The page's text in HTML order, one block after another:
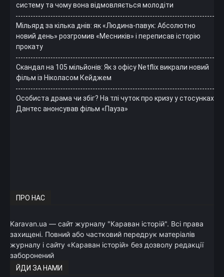
систему та чому вона відмовляється молодіти
Мільярд за кілька днів: як «Людина-павук: Абсолютно
новий день» розгромив «Месників» і переписав історію
прокату
Скандал на 105 мільйонів: Як з офісу Netflix викрали новий
фільм із Ніколасом Кейджем
Особиста драма чи збіг? На тлі чуток про кризу у стосунках
Дантес анонсував фільм «Пауза»
ПРО НАС
Karavan.ua — сайт журналу "Караван історій". Всі права
захищені. Повний або частковий передрук матеріалів
журналу і сайту «Караван історій» без дозволу редакції
заборонений
ЙДИ ЗА НАМИ